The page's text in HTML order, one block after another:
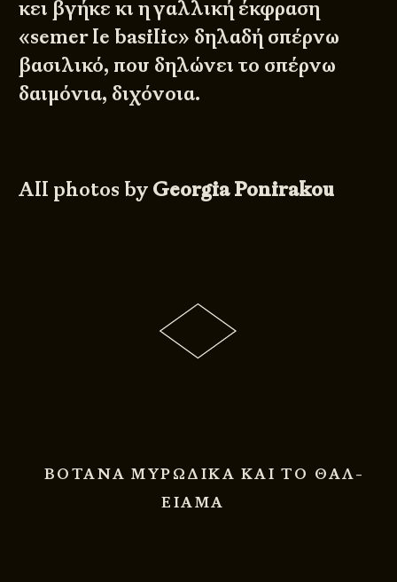
κει βγήκε κι η γαλλική έκφραση
«semer le basilic» δηλαδή σπέρνω
βασιλικό, που δηλώνει το σπέρνω
δαιμόνια, διχόνοια.
All photos by Georgia Ponirakou
ΒΟΤΑΝΑ ΜΥΡΩΔΙΚΑ ΚΑΙ ΤΟ ΘΑΛ-
ΕΙΑΜΑ